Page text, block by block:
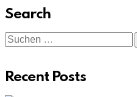
Search
Suchen
Recent Posts